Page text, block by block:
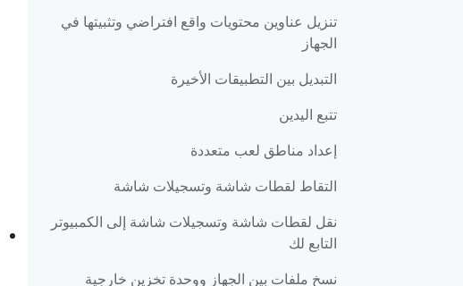
تنزيل عناوين محتويات واقع افتراضي وتثبيتها في
الجهاز
التبديل بين التطبيقات الأخيرة
تتبع اليدين
إعداد مناطق لعب متعددة
التقاط لقطات شاشة وتسجيلات شاشة
نقل لقطات شاشة وتسجيلات شاشة إلى الكمبيوتر
التابع لك
نسخ ملفات بين الجهاز ووحدة تخزين خارجية